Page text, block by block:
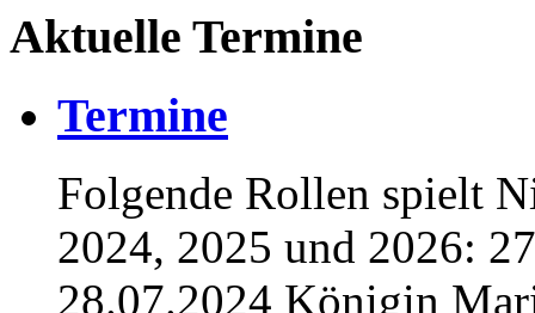
Aktuelle Termine
Termine
Folgende Rollen spielt
2024, 2025 und 2026:
28.07.2024 Königin